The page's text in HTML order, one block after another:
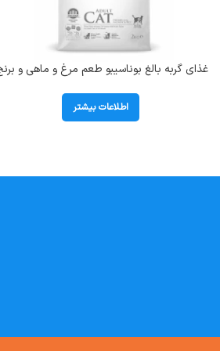
غذای گربه بالغ بوناسیبو طعم مرغ و ماهی و
اطلاعات بیشتر